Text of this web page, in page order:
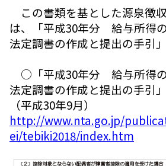
この書類を基とした源泉徴
は、「平成30年分 給与所得
法定調書の作成と提出の手引」
○「平成30年分 給与所得の
法定調書の作成と提出の手引
（平成30年9月）
http://www.nta.go.jp/
ei/tebiki2018/index.htm